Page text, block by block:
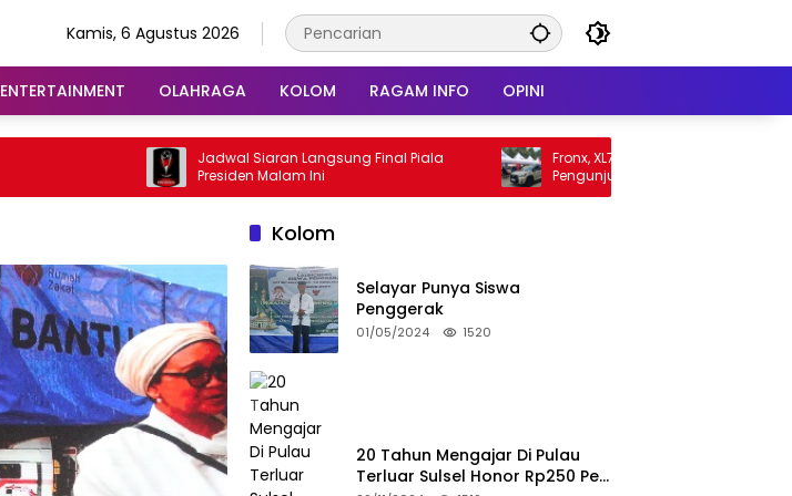
Kamis, 6 Agustus 2026
ENTERTAINMENT OLAHRAGA KOLOM RAGAM INFO OPINI
Jadwal Siaran Langsung Final Piala
Presiden Malam Ini
Fronx, XL7, dan e Vitara Sita Perhatian
Pengunjung GIIAS 2026
Kolom
Selayar Punya Siswa
Penggerak
01/05/2024 1520
20 Tahun Mengajar Di Pulau
Terluar Sulsel Honor Rp250 Per